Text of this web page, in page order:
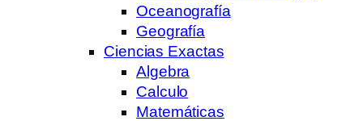
Oceanografía
Geografía
Ciencias Exactas
Algebra
Calculo
Matemáticas